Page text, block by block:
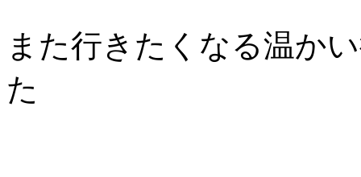
また行きたくなる温か
た